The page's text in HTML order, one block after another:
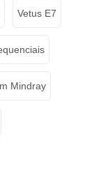
Vetus E7
Mindray